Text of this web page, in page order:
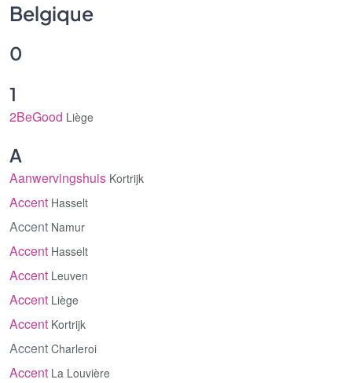
Belgique
0
1
2BeGood Liège
A
Aanwervingshuis Kortrijk
Accent Hasselt
Accent Namur
Accent Hasselt
Accent Leuven
Accent Liège
Accent Kortrijk
Accent Charleroi
Accent La Louvière